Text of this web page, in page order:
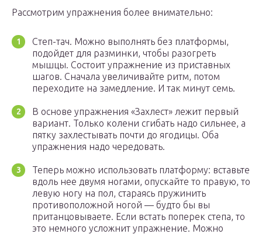
Рассмотрим упражнения более внимательно:
Степ-тач. Можно выполнять без платформы,
подойдет для разминки, чтобы разогреть
мышцы. Состоит упражнение из приставных
шагов. Сначала увеличивайте ритм, потом
переходите на замедление. И так минут семь.
В основе упражнения «Захлест» лежит первый
вариант. Только колени сгибать надо сильнее, а
пятку захлестывать почти до ягодицы. Оба
упражнения надо чередовать.
Теперь можно использовать платформу: вставьте
вдоль нее двумя ногами, опускайте то правую, то
левую ногу на пол, стараясь пружинить
противоположной ногой — будто бы вы
пританцовываете. Если встать поперек степа, то
это немного усложнит упражнение. Можно